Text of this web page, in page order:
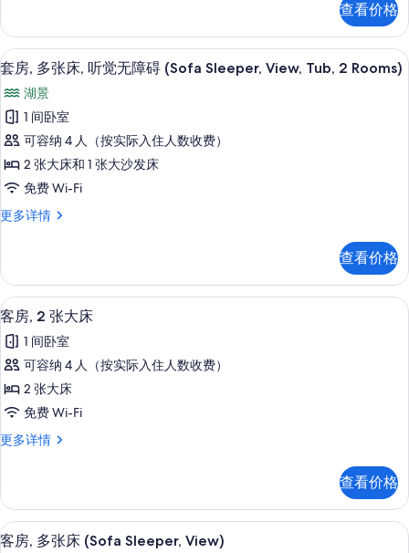
有
照
片
2
Rooms)
的
所
有
照
片
床
(Sofa
Sleeper,
2
Rooms)
更
多
信
息
查看价格
显
套
房,
多
张
听
无
障
碍
(Sofa
Sleeper,
View,
Tub,
Rooms)
所
有
照
高档床上用品、客房内保险箱、办公
4
套房, 多张床, 听觉无障碍 (Sofa Sleeper, View, Tub, 2 Rooms)
湖景
1 间卧室
可容纳 4 人（按实际入住人数收费）
2 张大床和 1 张大沙发床
免费 Wi-Fi
更多详情
套
床,
听
觉
障
碍
Sleeper,
View,
2
信
息
查看价格
显
示
客
房,
2
张
大
的
所
有
高档床上用品、客房内保险箱、办公
5
客房, 2 张大床
1 间卧室
可容纳 4 人（按实际入住人数收费）
2 张大床
免费 Wi-Fi
更多详情
客
大
床
更
查看价格
显
高档床上用品、客房内保险箱、办公
4
客房, 多张床 (Sofa Sleeper, View)